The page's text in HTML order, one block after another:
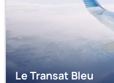
Le Transat Bleu